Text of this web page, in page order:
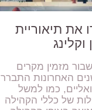
את תיאוריית
שבור מזמין מקרים
האחרונות התברר
כמו למשל
של כללי הקהילה